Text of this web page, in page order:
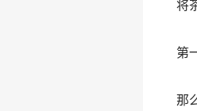
将
第
那